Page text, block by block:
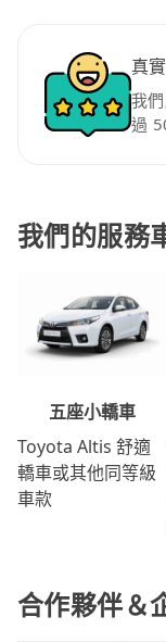
真
我
過
我們的服務
五座小轎車
Toyota Altis 舒適
轎車或其他同等級
車款
合作夥伴＆